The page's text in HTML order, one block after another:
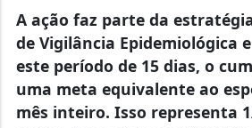
A ação faz parte da
de Vigilância Epidemiológica
este período de 15 dias, o
uma meta equivalente ao
mês inteiro. Isso representa